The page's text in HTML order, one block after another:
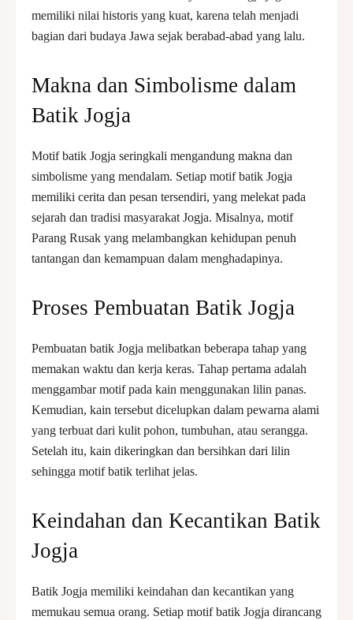
memiliki nilai historis yang kuat, karena telah menjadi
bagian dari budaya Jawa sejak berabad-abad yang lalu.
Makna dan Simbolisme dalam
Batik Jogja
Motif batik Jogja seringkali mengandung makna dan
simbolisme yang mendalam. Setiap motif batik Jogja
memiliki cerita dan pesan tersendiri, yang melekat pada
sejarah dan tradisi masyarakat Jogja. Misalnya, motif
Parang Rusak yang melambangkan kehidupan penuh
tantangan dan kemampuan dalam menghadapinya.
Proses Pembuatan Batik Jogja
Pembuatan batik Jogja melibatkan beberapa tahap yang
memakan waktu dan kerja keras. Tahap pertama adalah
menggambar motif pada kain menggunakan lilin panas.
Kemudian, kain tersebut dicelupkan dalam pewarna alami
yang terbuat dari kulit pohon, tumbuhan, atau serangga.
Setelah itu, kain dikeringkan dan bersihkan dari lilin
sehingga motif batik terlihat jelas.
Keindahan dan Kecantikan Batik
Jogja
Batik Jogja memiliki keindahan dan kecantikan yang
memukau semua orang. Setiap motif batik Jogja dirancang